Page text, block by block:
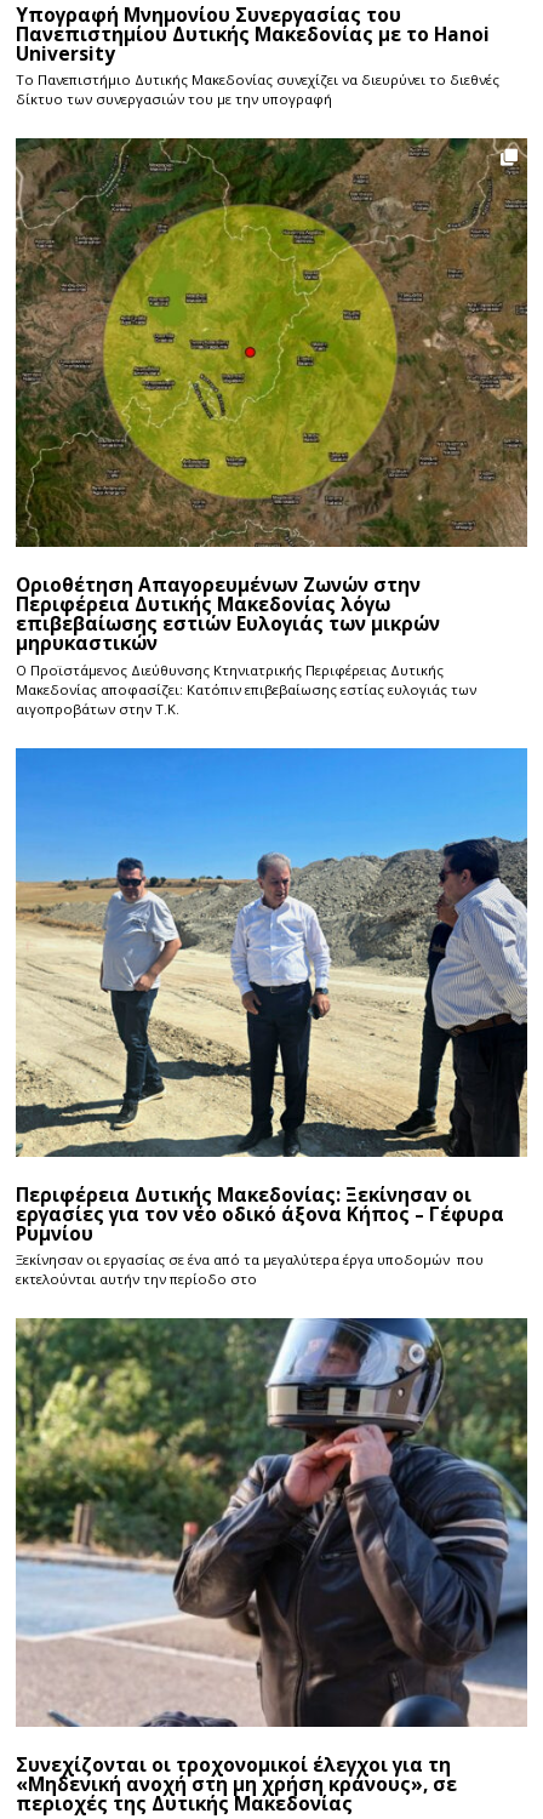
Υπογραφή Μνημονίου Συνεργασίας του
Πανεπιστημίου Δυτικής Μακεδονίας με το Hanoi
University
Το Πανεπιστήμιο Δυτικής Μακεδονίας συνεχίζει να διευρύνει το διεθνές
δίκτυο των συνεργασιών του με την υπογραφή
Οριοθέτηση Απαγορευμένων Ζωνών στην
Περιφέρεια Δυτικής Μακεδονίας λόγω
επιβεβαίωσης εστιών Ευλογιάς των μικρών
μηρυκαστικών
Ο Προϊστάμενος Διεύθυνσης Κτηνιατρικής Περιφέρειας Δυτικής
Μακεδονίας αποφασίζει: Κατόπιν επιβεβαίωσης εστίας ευλογιάς των
αιγοπροβάτων στην Τ.Κ.
Περιφέρεια Δυτικής Μακεδονίας: Ξεκίνησαν οι
εργασίες για τον νέο οδικό άξονα Κήπος – Γέφυρα
Ρυμνίου
Ξεκίνησαν οι εργασίας σε ένα από τα μεγαλύτερα έργα υποδομών που
εκτελούνται αυτήν την περίοδο στο
Συνεχίζονται οι τροχονομικοί έλεγχοι για τη
«Μηδενική ανοχή στη μη χρήση κράνους», σε
περιοχές της Δυτικής Μακεδονίας